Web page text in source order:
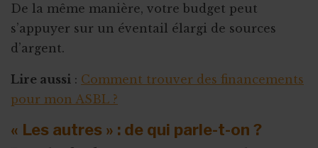
De la même manière, votre budget peut
s’appuyer sur un éventail élargi de sources
d’argent.
Lire aussi : Comment trouver des financements
pour mon ASBL ?
« Les autres » : de qui parle-t-on ?